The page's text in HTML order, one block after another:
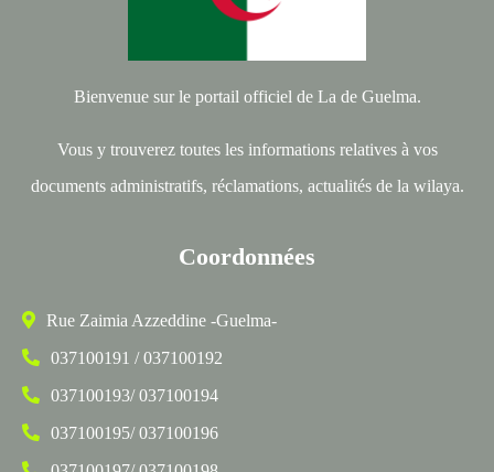
Bienvenue sur le portail officiel de La de Guelma.
Vous y trouverez toutes les informations relatives à vos
documents administratifs, réclamations, actualités de la wilaya.
Coordonnées
Rue Zaimia Azzeddine -Guelma-
037100191 / 037100192
037100193/ 037100194
037100195/ 037100196